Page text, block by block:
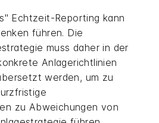
Echtzeit-Reporting kann
führen. Die
muss daher in der
Anlagerichtlinien
werden, um zu
zu Abweichungen von